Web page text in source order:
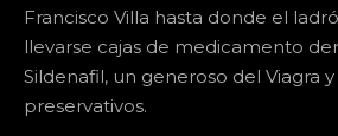
Francisco Villa hasta donde el
llevarse cajas de medicamento
Sildenafil, un generoso del Viagra y
preservativos.